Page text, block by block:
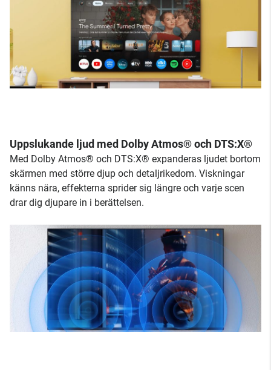
Uppslukande ljud med Dolby Atmos® och DTS:X®
Med Dolby Atmos® och DTS:X® expanderas ljudet bortom
skärmen med större djup och detaljrikedom. Viskningar
känns nära, effekterna sprider sig längre och varje scen
drar dig djupare in i berättelsen.